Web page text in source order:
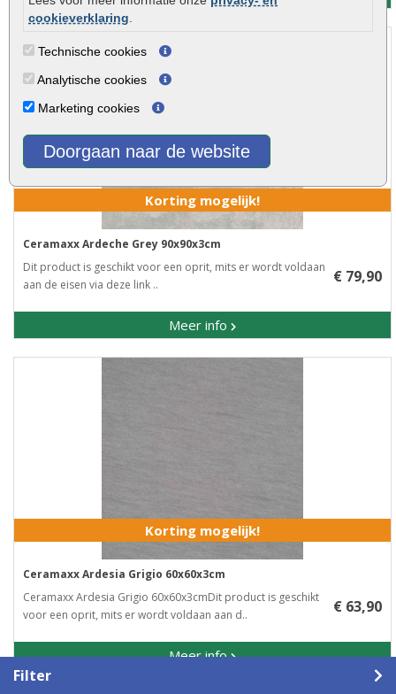
cookieverklaring
Technische cookies
Analytische cookies
Marketing cookies
Doorgaan naar de website
Filter
Korting mogelijk!
Ceramaxx Ardeche Grey 90x90x3cm
Dit product is geschikt voor een oprit, mits er wordt voldaan
aan de eisen via deze link ..
Meer info
€ 79,90
Korting mogelijk!
Ceramaxx Ardesia Grigio 60x60x3cm
Ceramaxx Ardesia Grigio 60x60x3cmDit product is geschikt
voor een oprit, mits er wordt voldaan aan d..
Meer info
€ 63,90